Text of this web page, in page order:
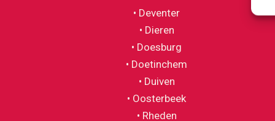
in
• Deventer
• Dieren
• Doesburg
• Doetinchem
• Duiven
• Oosterbeek
• Rheden